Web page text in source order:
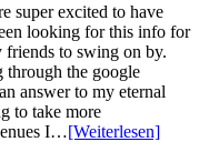
super excited to have
looking for this info for
to swing on by.
through the google
answer to my eternal
to take more
I…[Weiterlesen]